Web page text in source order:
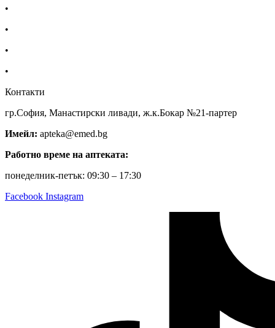
•
•
•
•
Контакти
гр.София, Манастирски ливади, ж.к.Бокар №21-партер
Имейл: apteka@emed.bg
Работно време на аптеката:
понеделник-петък: 09:30 – 17:30
Facebook Instagram